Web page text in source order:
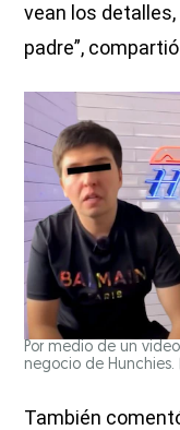
vean los
padre”,
Por medio de un video
negocio de Hunchies.
También